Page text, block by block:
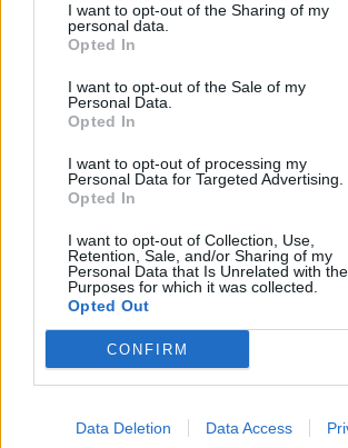
I want to opt-out of the Sharing of my
personal data.
Opted In
I want to opt-out of the Sale of my
Personal Data.
Opted In
I want to opt-out of processing my
Personal Data for Targeted Advertising.
Opted In
I want to opt-out of Collection, Use,
Retention, Sale, and/or Sharing of my
Personal Data that Is Unrelated with the
Purposes for which it was collected.
Opted Out
CONFIRM
Data Deletion Data Access
ECONOMIA
L’industria che resiste
Milanese. Spinta dal
plastico, ma l’export va
rilento